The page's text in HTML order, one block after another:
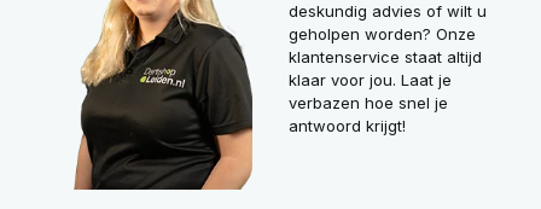
deskundig advies of wilt u
geholpen worden? Onze
klantenservice staat altijd
klaar voor jou. Laat je
verbazen hoe snel je
antwoord krijgt!